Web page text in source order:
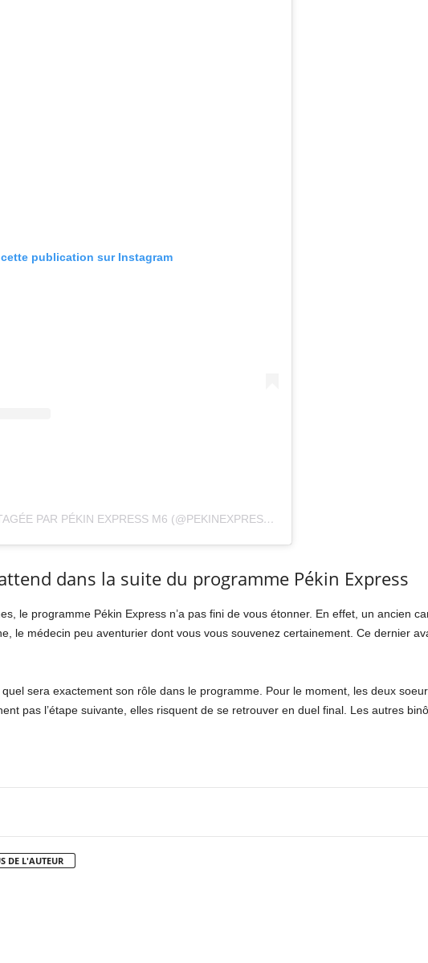
publication sur Instagram
UNE PUBLICATION PARTAGÉE PAR PÉKIN EXPRESS M6 (@PEKINEXPRESSOFFICIEL)
dans la suite du programme Pékin Express
le programme Pékin Express n’a pas fini de vous étonner. En effet, un ancien
le médecin peu aventurier dont vous vous souvenez certainement. Ce dernier
sera exactement son rôle dans le programme. Pour le moment, les deux
pas l’étape suivante, elles risquent de se retrouver en duel final. Les autres
DE L'AUTEUR